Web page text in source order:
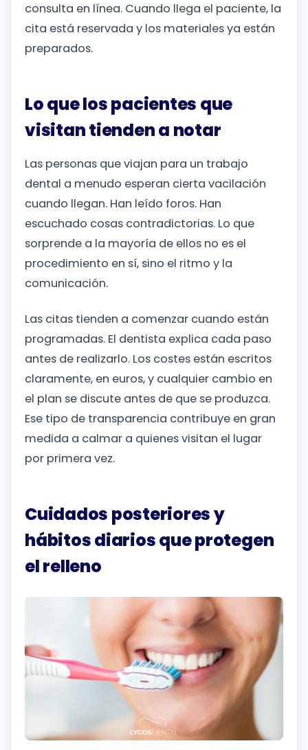
consulta en línea. Cuando llega el paciente, la
cita está reservada y los materiales ya están
preparados.
Lo que los pacientes que
visitan tienden a notar
Las personas que viajan para un trabajo
dental a menudo esperan cierta vacilación
cuando llegan. Han leído foros. Han
escuchado cosas contradictorias. Lo que
sorprende a la mayoría de ellos no es el
procedimiento en sí, sino el ritmo y la
comunicación.
Las citas tienden a comenzar cuando están
programadas. El dentista explica cada paso
antes de realizarlo. Los costes están escritos
claramente, en euros, y cualquier cambio en
el plan se discute antes de que se produzca.
Ese tipo de transparencia contribuye en gran
medida a calmar a quienes visitan el lugar
por primera vez.
Cuidados posteriores y
hábitos diarios que protegen
el relleno